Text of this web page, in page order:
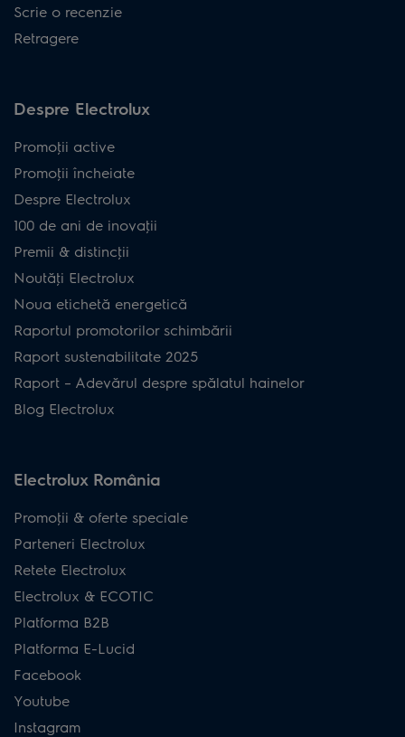
Scrie o recenzie
Retragere
Despre Electrolux
Promoţii active
Promoţii încheiate
Despre Electrolux
100 de ani de inovaţii
Premii & distincţii
Noutăţi Electrolux
Noua etichetă energetică
Raportul promotorilor schimbării
Raport sustenabilitate 2025
Raport – Adevărul despre spălatul hainelor
Blog Electrolux
Electrolux România
Promoţii & oferte speciale
Parteneri Electrolux
Retete Electrolux
Electrolux & ECOTIC
Platforma B2B
Platforma E-Lucid
Facebook
Youtube
Instagram